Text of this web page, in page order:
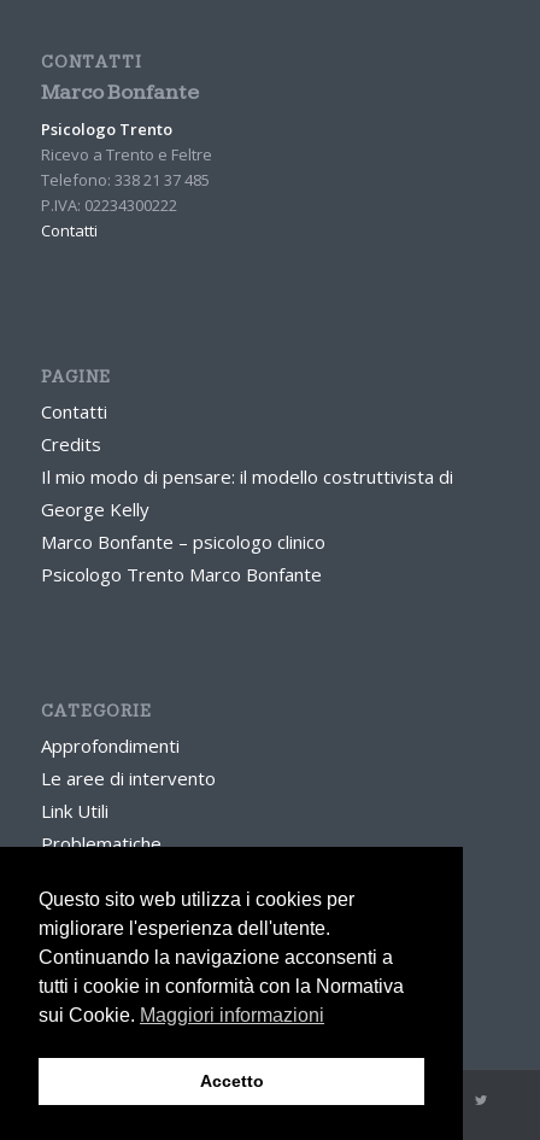
CONTATTI
Marco Bonfante
Psicologo Trento
Ricevo a Trento e Feltre
Telefono: 338 21 37 485
P.IVA: 02234300222
Contatti
PAGINE
Contatti
Credits
Il mio modo di pensare: il modello costruttivista di
George Kelly
Marco Bonfante – psicologo clinico
Psicologo Trento Marco Bonfante
CATEGORIE
Approfondimenti
Le aree di intervento
Link Utili
Problematiche
☙ credits
www.psicologionline.net
© Copyright - Marco Bonfante
Questo sito web utilizza i cookies per
migliorare l'esperienza dell'utente.
Continuando la navigazione acconsenti a
tutti i cookie in conformità con la Normativa
sui Cookie. Maggiori informazioni
Accetto